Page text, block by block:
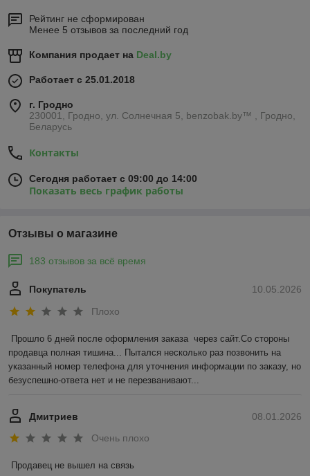
Рейтинг не сформирован
Менее 5 отзывов за последний год
Компания продает на Deal.by
Работает с 25.01.2018
г. Гродно
230001, Гродно, ул. Солнечная 5, benzobak.by™ , Гродно,
Беларусь
Контакты
Сегодня работает с 09:00 до 14:00
Показать весь график работы
Отзывы о магазине
183 отзывов за всё время
10.05.2026
Покупатель
Плохо
Прошло 6 дней после оформления заказа  через сайт.Со стороны
продавца полная тишина... Пытался несколько раз позвонить на
указанный номер телефона для уточнения информации по заказу, но
безуспешно-ответа нет и не перезванивают...
08.01.2026
Дмитриев
Очень плохо
Продавец не вышел на связь